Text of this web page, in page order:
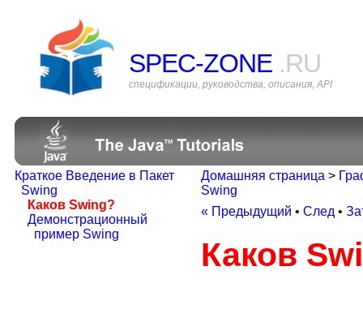
SPEC-ZONE .RU
спецификации, руководства, описания, API
Краткое Введение в Пакет
Swing
Каков Swing?
Демонстрационный
пример Swing
Домашняя страница >
Swing
« Предыдущий • След •
Каков